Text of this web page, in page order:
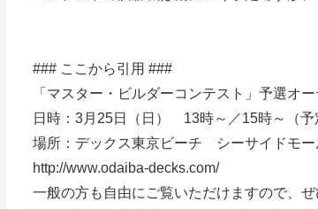
### ここから引用 ###
「マスター・ビルダーコンテスト」予選オ
日時：3月25日（日） 13時～／15時～（予
場所：デックス東京ビーチ シーサイドモ
http://www.odaiba-decks.com/
一般の方も自由にご覧いただけますので、ぜ